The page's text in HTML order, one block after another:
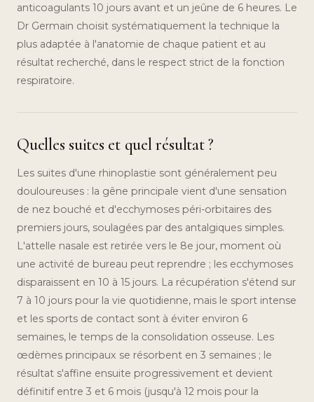
anticoagulants 10 jours avant et un jeûne de 6 heures. Le
Dr Germain choisit systématiquement la technique la
plus adaptée à l'anatomie de chaque patient et au
résultat recherché, dans le respect strict de la fonction
respiratoire.
Quelles suites et quel résultat ?
Les suites d'une rhinoplastie sont généralement peu
douloureuses : la gêne principale vient d'une sensation
de nez bouché et d'ecchymoses péri-orbitaires des
premiers jours, soulagées par des antalgiques simples.
L'attelle nasale est retirée vers le 8e jour, moment où
une activité de bureau peut reprendre ; les ecchymoses
disparaissent en 10 à 15 jours. La récupération s'étend sur
7 à 10 jours pour la vie quotidienne, mais le sport intense
et les sports de contact sont à éviter environ 6
semaines, le temps de la consolidation osseuse. Les
œdèmes principaux se résorbent en 3 semaines ; le
résultat s'affine ensuite progressivement et devient
définitif entre 3 et 6 mois (jusqu'à 12 mois pour la